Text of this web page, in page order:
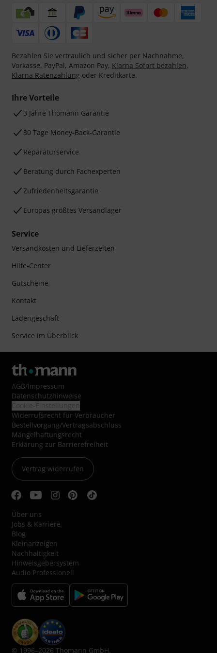
Bezahlen Sie vertraulich und sicher per Nachnahme,
Vorkasse, PayPal, Amazon Pay, Klarna Sofort bezahlen,
Klarna Ratenzahlung oder Kreditkarte.
Ihre Vorteile
3 Jahre Thomann Garantie
30 Tage Money-Back-Garantie
Reparaturservice
Beratung durch Fachexperten
Zufriedenheitsgarantie
Europas größtes Versandlager
Service
Versandkosten und Lieferzeiten
Hilfe-Center
Gutscheine
Kontakt
Ladengeschäft
Service im Überblick
AGB/Impressum
Datenschutzhinweise
Widerrufsrecht für Verbraucher
Bestellvorgang/Vertragsabschluss
Mängelhaftungsrecht
Erklärung zur Barrierefreiheit
Vertrag widerrufen
Über uns
Jobs & Karriere
Blog
Kleinanzeigen
Nachhaltigkeit
Hinweisgebersystem
Audio Professionell
© 1996–2026 Thomann GmbH.